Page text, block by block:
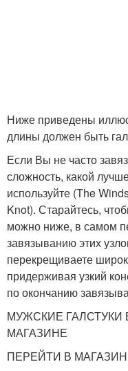
Ниже приведены
длины должен быть
Если Вы не часто
сложность, какой
используйте (The
Knot). Старайтесь,
можно ниже, в самом
завязыванию этих
перекрещиваете
придерживая узкий
по окончанию
МУЖСКИЕ
МАГАЗИНЕ
ПЕРЕЙТИ В МАГАЗИН